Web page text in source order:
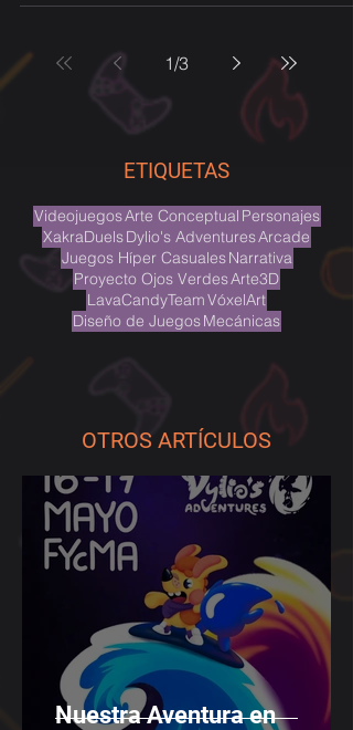
1/3
ETIQUETAS
VideojuegosArte Conceptual Personajes
XakraDuelsDylio's AdventuresArcade
Juegos Híper CasualesNarrativa
Proyecto Ojos VerdesArte3D
LavaCandyTeamVóxelArt
Diseño de JuegosMecánicas
OTROS ARTÍCULOS
Nuestra Aventura en